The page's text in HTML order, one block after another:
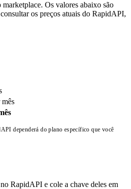
Os valores abaixo são
os preços atuais do RapidAPI,
dependerá do plano específico que você
RapidAPI e cole a chave deles em